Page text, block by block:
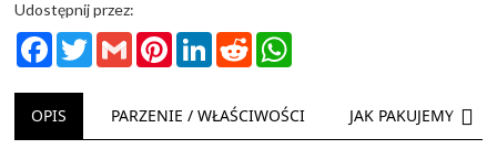
Udostępnij przez:
FacebookTwitterGmail PinterestLinkedInReddit
OPIS PARZENIE / WŁAŚCIWOŚCI JAK PAKUJEMY